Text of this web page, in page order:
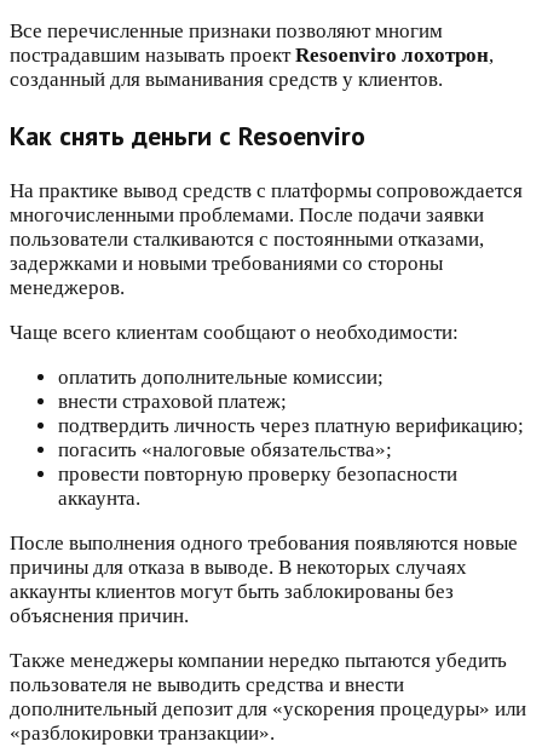
Все перечисленные признаки позволяют многим
пострадавшим называть проектResoenviro лохотрон,
созданный для выманивания средств у клиентов.
Как снять деньги с Resoenviro
На практике вывод средств с платформы сопровождается
многочисленными проблемами. После подачи заявки
пользователи сталкиваются с постоянными отказами,
задержками и новыми требованиями со стороны
менеджеров.
Чаще всего клиентам сообщают о необходимости:
оплатить дополнительные комиссии;
внести страховой платеж;
подтвердить личность через платную верификацию;
погасить «налоговые обязательства»;
провести повторную проверку безопасности
аккаунта.
После выполнения одного требования появляются новые
причины для отказа в выводе. В некоторых случаях
аккаунты клиентов могут быть заблокированы без
объяснения причин.
Также менеджеры компании нередко пытаются убедить
пользователя не выводить средства и внести
дополнительный депозит для «ускорения процедуры» или
«разблокировки транзакции».